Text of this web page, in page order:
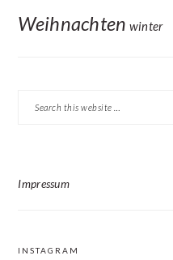
Weihnachten winter
Impressum
INSTAGRAM